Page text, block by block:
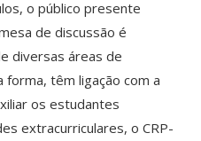
o público presente
de discussão é
diversas áreas de
forma, têm ligação com a
os estudantes
extracurriculares, o CRP-